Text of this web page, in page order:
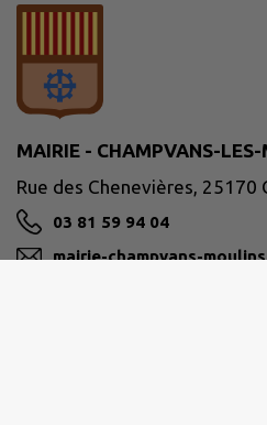
MAIRIE - CHAMPVANS-
Rue des Chenevières, 25170
03 81 59 94 04
mairie-champvans-